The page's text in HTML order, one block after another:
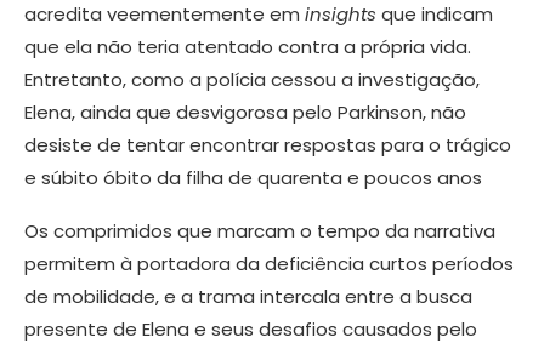
acredita veementemente em insights que indicam
que ela não teria atentado contra a própria vida.
Entretanto, como a polícia cessou a investigação,
Elena, ainda que desvigorosa pelo Parkinson, não
desiste de tentar encontrar respostas para o trágico
e súbito óbito da filha de quarenta e poucos anos
Os comprimidos que marcam o tempo da narrativa
permitem à portadora da deficiência curtos períodos
de mobilidade, e a trama intercala entre a busca
presente de Elena e seus desafios causados pelo